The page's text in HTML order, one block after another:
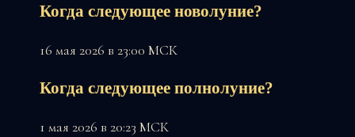
Когда следующее новолуние?
16 мая 2026 в 23:00 МСК
Когда следующее полнолуние?
1 мая 2026 в 20:23 МСК